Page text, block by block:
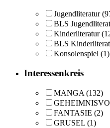
Jugendliteratur
BLS
Kinderliteratur
BLS
Konsolenspiel (1)
Interessenkreis
MANGA (132)
FANTASIE (2)
GRUSEL (1)